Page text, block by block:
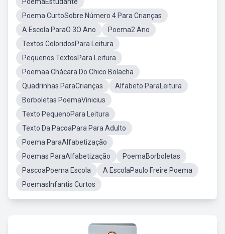
Poema CurtoSobre Número 4 Para Crianças
A Escola ParaO 3O Ano
Poema2 Ano
Textos ColoridosPara Leitura
Pequenos TextosPara Leitura
Poemaa Chácara Do Chico Bolacha
Quadrinhas ParaCrianças
Alfabeto ParaLeitura
Borboletas PoemaVinicius
Texto PequenoPara Leitura
Texto Da PacoaPara Para Adulto
Poema ParaAlfabetização
Poemas ParaAlfabetização
PoemaBorboletas
PascoaPoema Escola
A EscolaPaulo Freire Poema
PoemasInfantis Curtos